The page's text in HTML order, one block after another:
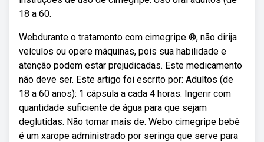
18 a 60.
Webdurante o tratamento com cimegripe ®, não dirija
veículos ou opere máquinas, pois sua habilidade e
atenção podem estar prejudicadas. Este medicamento
não deve ser. Este artigo foi escrito por: Adultos (de
18 a 60 anos): 1 cápsula a cada 4 horas. Ingerir com
quantidade suficiente de água para que sejam
deglutidas. Não tomar mais de. Webo cimegripe bebê
é um xarope administrado por seringa que serve para